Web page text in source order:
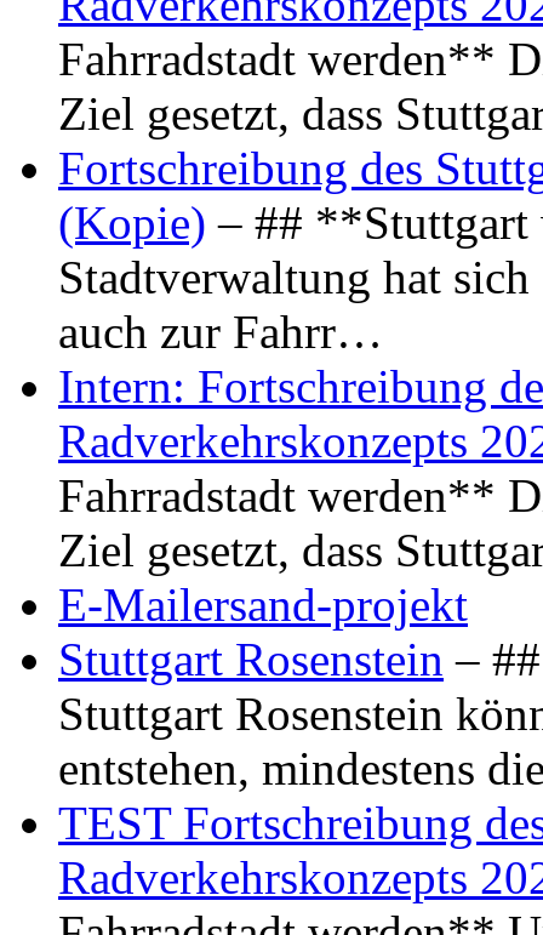
Fahrradstadt werden**
Ziel gesetzt, dass
Fortschreibung des
(Kopie) – ## **Stuttgart
Stadtverwaltung hat
auch zur Fahrr…
Intern: Fortschreibung
Radverkehrskonzepts
Fahrradstadt werden**
Ziel gesetzt, dass
E-Mailersand-projekt
Stuttgart Rosenstein –
Stuttgart Rosenstein
entstehen, mindestens
TEST Fortschreibung
Radverkehrskonzepts